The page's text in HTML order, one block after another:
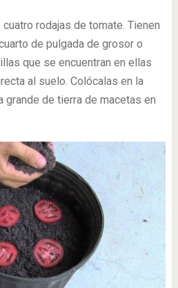
rodajas de tomate. Tienen
de pulgada de grosor o
que se encuentran en ellas
al suelo. Colócalas en la
grande de tierra de macetas en